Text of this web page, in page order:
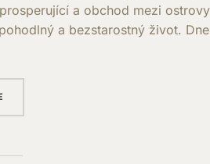
a obchod mezi
a bezstarostný život.